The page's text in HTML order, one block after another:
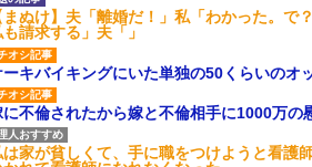
まぬけ】夫「離婚だ！」私「わかった。で
請求する」夫「」
ーキバイキングにいた単独の50くらいのオ
に不倫されたから嫁と不倫相手に1000万の
は家が貧しくて、手に職をつけようと看護